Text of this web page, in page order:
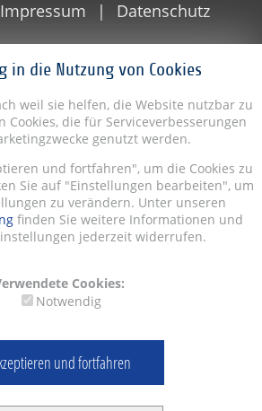
in die Nutzung von Cookies
weil sie helfen, die Website nutzbar zu
Cookies, die für Serviceverbesserungen
genutzt werden.
und fortfahren", um die Cookies zu
Sie auf "Einstellungen bearbeiten", um
zu verändern. Unter unseren
finden Sie weitere Informationen und
jederzeit widerrufen.
Cookies:
Notwendig
und fortfahren
Impressum Datenschutz